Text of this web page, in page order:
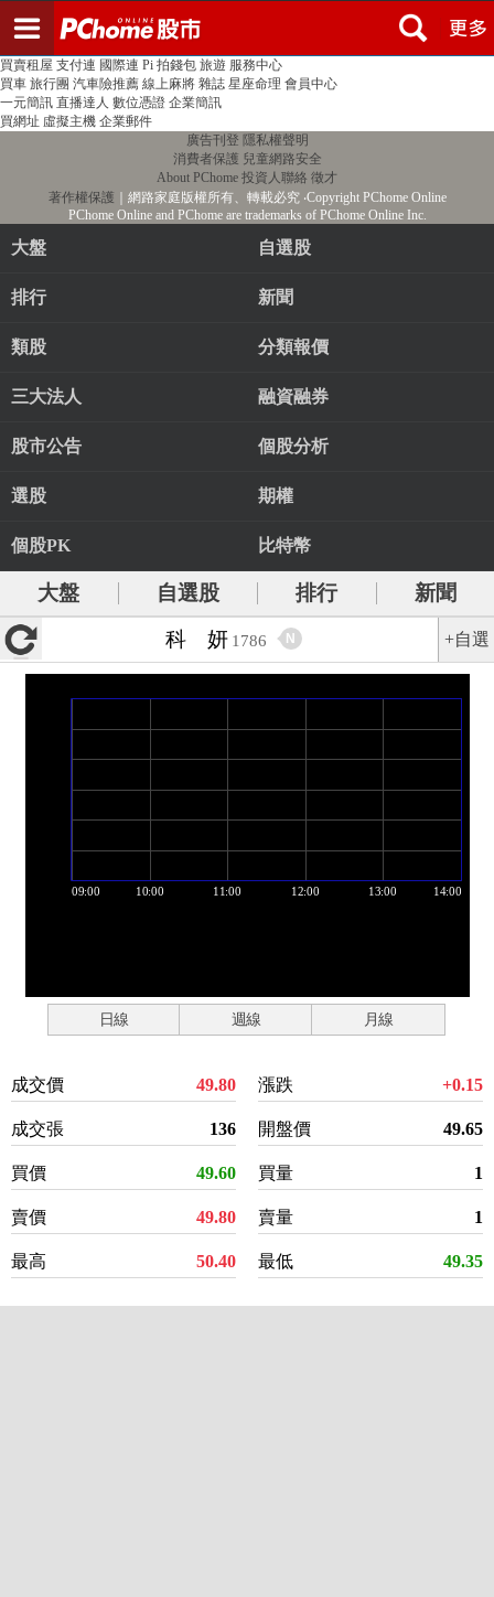
PChome首頁 線上購物 24h購物 書店
買賣租屋 支付連 國際連 Pi 拍錢包 旅遊 服務中心
買車 旅行團 汽車險推薦 線上麻將 雜誌 星座命理 會員中心
一元簡訊 直播達人 數位憑證 企業簡訊
買網址 虛擬主機 企業郵件
廣告刊登 隱私權聲明
消費者保護 兒童網路安全
About PChome 投資人聯絡 徵才
著作權保護 ｜網路家庭版權所有、轉載必究‧Copyright PChome Online
PChome Online and PChome are trademarks of PChome Online Inc.
大盤 自選股
排行 新聞
類股 分類報價
三大法人 融資融券
股市公告 個股分析
選股 期權
個股PK 比特幣
大盤 自選股 排行
新聞
科 妍 1786 N +自選
日線 週線 月線
成交價 49.80
成交張 136
買價 49.60
賣價 49.80
最高 50.40
漲跌 +0.15
開盤價 49.65
買量 1
賣量 1
最低 49.35